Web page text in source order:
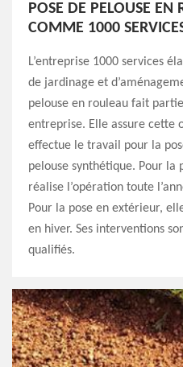
POSE DE PELOUSE EN
COMME 1000
L’entreprise 1000 services
de jardinage et
pelouse en rouleau fait
entreprise. Elle assure cette
effectue le travail pour la
pelouse synthétique. Pour la
réalise l’opération toute
Pour la pose en extérieur,
en hiver. Ses interventions
qualifiés.